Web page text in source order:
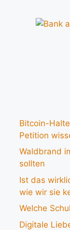
Bitcoin-
Petition
Waldbrand
sollten
Ist das
wie wir sie
Welche
Digitale